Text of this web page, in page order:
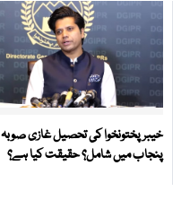
خیبر پختونخوا کی تحصیل غازی صوبہ
پنجاب میں شامل؟ حقیقت کیا ہے؟